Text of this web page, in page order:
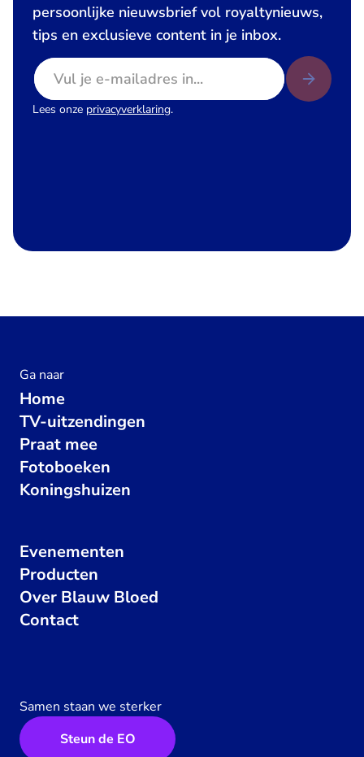
persoonlijke nieuwsbrief vol royaltynieuws,
tips en exclusieve content in je inbox.
E-mailadres
Lees onze privacyverklaring.
Ga naar
Home
TV-uitzendingen
Praat mee
Fotoboeken
Koningshuizen
Evenementen
Producten
Over Blauw Bloed
Contact
Samen staan we sterker
Steun de EO